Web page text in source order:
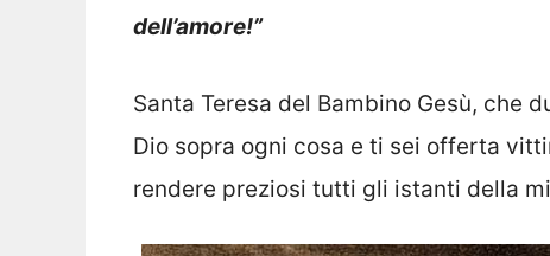
dell’amore!”
Santa Teresa del Bambino Gesù, che
Dio sopra ogni cosa e ti sei offerta
rendere preziosi tutti gli istanti della